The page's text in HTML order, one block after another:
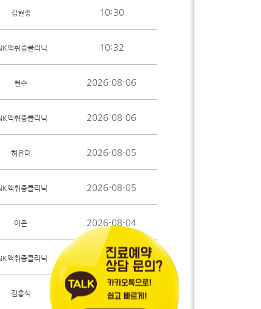
김현정 10:30
액취증클리닉 10:32
현수 2026-08-06
액취증클리닉 2026-08-06
허유미 2026-08-05
액취증클리닉 2026-08-05
이은 2026-08-04
액취증클리닉 2026-08-05
김홍식 2026-08-03